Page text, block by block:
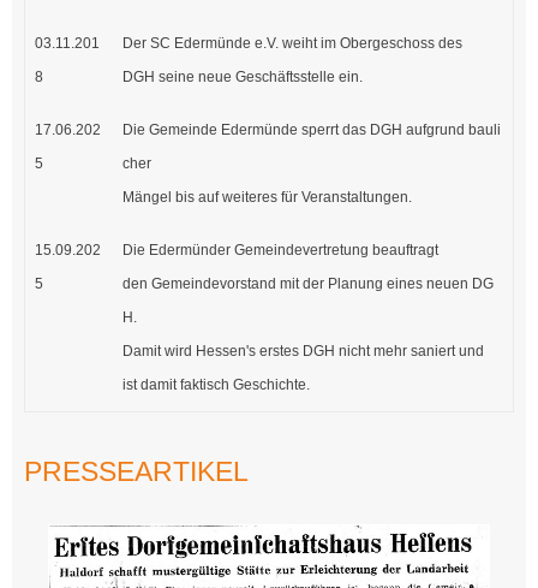
03.11.201
8
Der SC Edermünde e.V. weiht im Obergeschoss des
DGH seine neue Geschäftsstelle ein.
17.06.202
5
Die Gemeinde Edermünde sperrt das DGH aufgrund bauli
cher
Mängel bis auf weiteres für Veranstaltungen.
15.09.202
5
Die Edermünder Gemeindevertretung beauftragt
den Gemeindevorstand mit der Planung eines neuen DG
H.
Damit wird Hessen's erstes DGH nicht mehr saniert und
ist damit faktisch Geschichte.
PRESSEARTIKEL